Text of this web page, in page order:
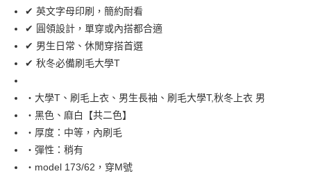
街口支付
悠遊付
Google Pay
AFTEE先享後付
相關說明
【關於「AFTEE先享後付」】
AFTEE先享後付是「在收到商品之後才付款」的支付方式。 讓您購物簡單
便利好安心！
１．簡單：不需註冊會員、不需綁卡、不需儲值。
ATM付款
運送方式
✔ 英文字母印刷，簡約耐看
✔ 圓領設計，單穿或內搭都合適
✔ 男生日常、休閒穿搭首選
✔ 秋冬必備刷毛大學T
‧大學T、刷毛上衣、男生長袖、刷毛大學T,秋冬上衣 男
‧黑色、麻白【共二色】
‧厚度：中等，內刷毛
‧彈性：稍有
‧model 173/62，穿M號